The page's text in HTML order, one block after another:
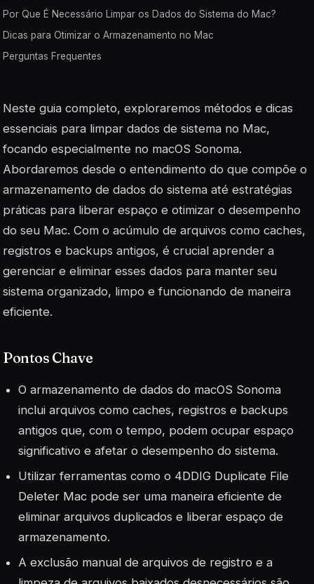
Por Que É Necessário Limpar os Dados do Sistema do Mac?
Dicas para Otimizar o Armazenamento no Mac
Perguntas Frequentes
Neste guia completo, exploraremos métodos e dicas
essenciais para limpar dados de sistema no Mac,
focando especialmente no macOS Sonoma.
Abordaremos desde o entendimento do que compõe o
armazenamento de dados do sistema até estratégias
práticas para liberar espaço e otimizar o desempenho
do seu Mac. Com o acúmulo de arquivos como caches,
registros e backups antigos, é crucial aprender a
gerenciar e eliminar esses dados para manter seu
sistema organizado, limpo e funcionando de maneira
eficiente.
Pontos Chave
O armazenamento de dados do macOS Sonoma
inclui arquivos como caches, registros e backups
antigos que, com o tempo, podem ocupar espaço
significativo e afetar o desempenho do sistema.
Utilizar ferramentas como o 4DDIG Duplicate File
Deleter Mac pode ser uma maneira eficiente de
eliminar arquivos duplicados e liberar espaço de
armazenamento.
A exclusão manual de arquivos de registro e a